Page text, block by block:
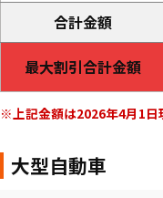
合計金額
最大割引合計金額
上記金額は2026年4月1日
大型自動車